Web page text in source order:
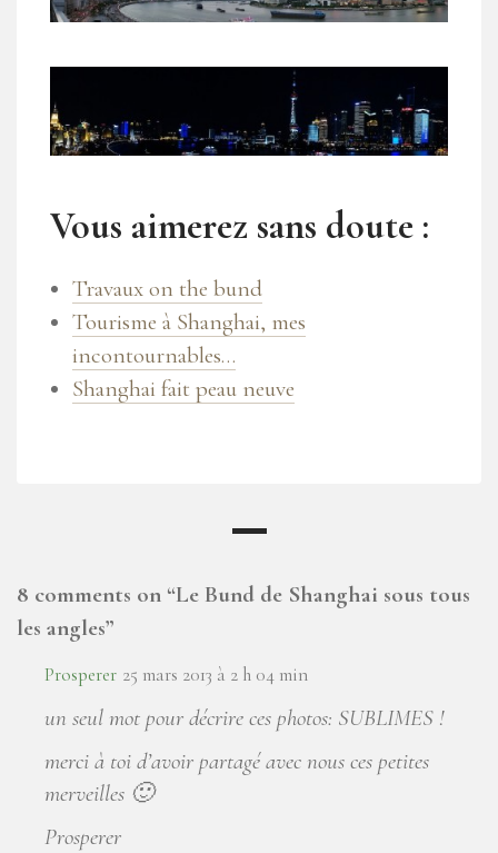
Vous aimerez sans doute :
Travaux on the bund
Tourisme à Shanghai, mes
incontournables…
Shanghai fait peau neuve
8 comments on “Le Bund de Shanghai sous tous
les angles”
Prosperer 25 mars 2013 à 2 h 04 min
un seul mot pour décrire ces photos: SUBLIMES !
merci à toi d’avoir partagé avec nous ces petites
merveilles 🙂
Prosperer